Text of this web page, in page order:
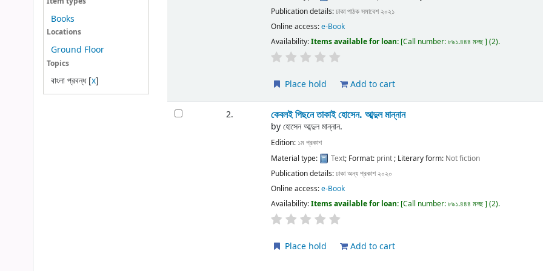
Books
Locations
Ground Floor
Topics
বাংলা প্রবন্ধ[x]
Publication details:ঢাকাপাঠক সমাবেশ ২০২১
Online access:e-Book
Availability:Items available for loan: Call number:৮৯১.৪৪৪ মনছ (2).
Place hold Add to cart
2. কেবলই পিছনে তাকাইহোসেন. আব্দুল মান্নান
byহোসেন আব্দুল মান্নান.
Edition: ১ম প্রকাশ
Material type:
Text; Format: print; Literary form: Not fiction
Publication details:ঢাকাঅন্য প্রকাশ ২০২০
Online access:e-Book
Availability:Items available for loan: Call number:৮৯১.৪৪৪ মনছ (2).
Place hold Add to cart